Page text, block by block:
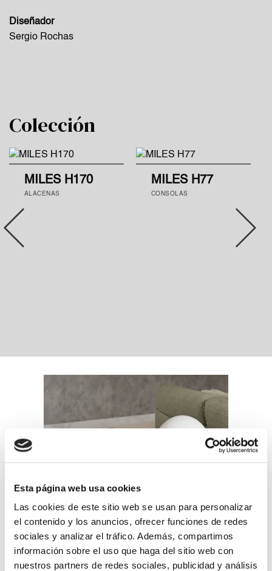
Esta página web usa cookies
Las cookies de este sitio web se usan para personalizar
el contenido y los anuncios, ofrecer funciones de redes
sociales y analizar el tráfico. Además, compartimos
información sobre el uso que haga del sitio web con
nuestros partners de redes sociales, publicidad y análisis
Diseñador
Sergio Rochas
Colección
ALACENAS
MILES H170
CONSOLAS
MILES H77